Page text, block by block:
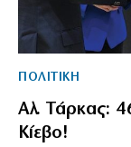
ΠΟΛΙΤΙΚΗ
Αλ. Τάρκας:
Κίεβο!